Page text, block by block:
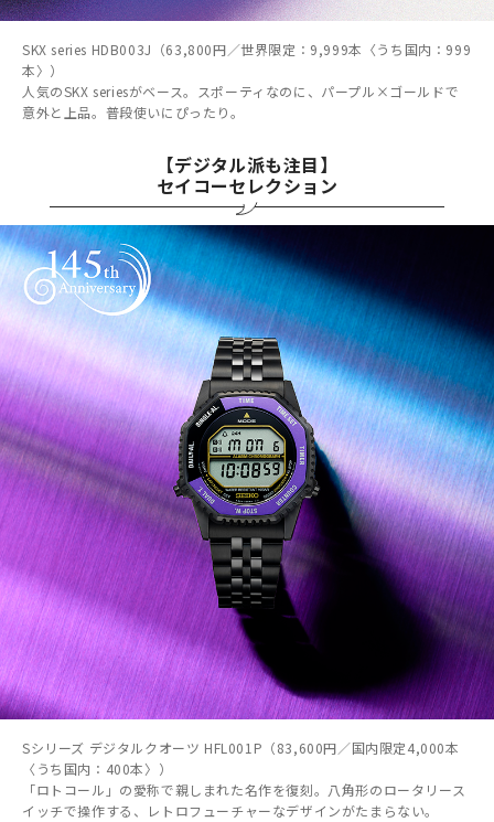
SKX series HDB003J（63,800円／世界限定：9,999本〈うち国内：999
本〉）
人気のSKX seriesがベース。スポーティなのに、パープル×ゴールドで
意外と上品。普段使いにぴったり。
【デジタル派も注目】
セイコーセレクション
Sシリーズ デジタルクオーツ HFL001P（83,600円／国内限定4,000本
〈うち国内：400本〉）
「ロトコール」の愛称で親しまれた名作を復刻。八角形のロータリース
イッチで操作する、レトロフューチャーなデザインがたまらない。